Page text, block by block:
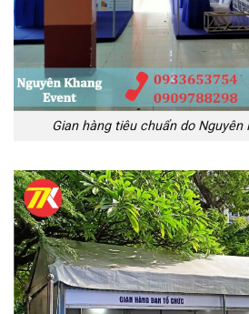
Gian hàng tiêu chuẩn do Nguyên